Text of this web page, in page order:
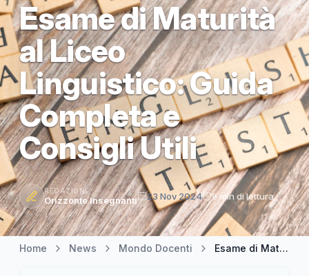
Esame di Maturità
al Liceo
Linguistico: Guida
Completa e
Consigli Utili
REDAZIONE
Orizzonte Insegnanti 23 Nov 2024 9 min di lettura
Home News Mondo Docenti Esame di Maturità al Liceo Linguistico: Guida Completa e Consigli Utili